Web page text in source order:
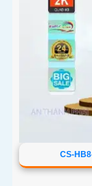
phòng của bạn
CS-